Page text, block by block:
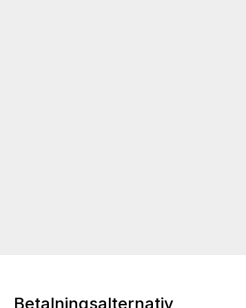
Betalningsalternativ